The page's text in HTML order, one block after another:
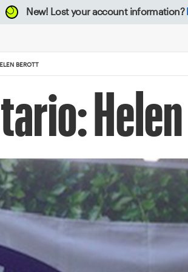
New! Lost your account information?
BEROTT